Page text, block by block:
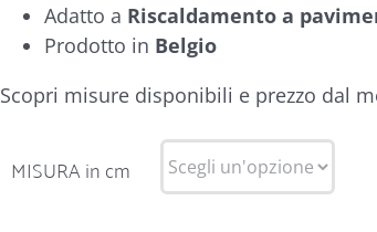
Adatto a Riscaldamento a
Prodotto in Belgio
Scopri misure disponibili e prezzo dal
MISURA in cm